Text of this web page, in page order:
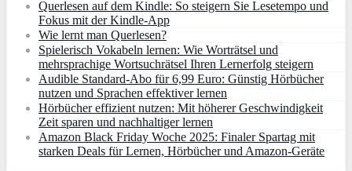
Querlesen auf dem Kindle: So steigern Sie Lesetempo und
Fokus mit der Kindle-App
Wie lernt man Querlesen?
Spielerisch Vokabeln lernen: Wie Worträtsel und
mehrsprachige Wortsuchrätsel Ihren Lernerfolg steigern
Audible Standard-Abo für 6,99 Euro: Günstig Hörbücher
nutzen und Sprachen effektiver lernen
Hörbücher effizient nutzen: Mit höherer Geschwindigkeit
Zeit sparen und nachhaltiger lernen
Amazon Black Friday Woche 2025: Finaler Spartag mit
starken Deals für Lernen, Hörbücher und Amazon‑Geräte